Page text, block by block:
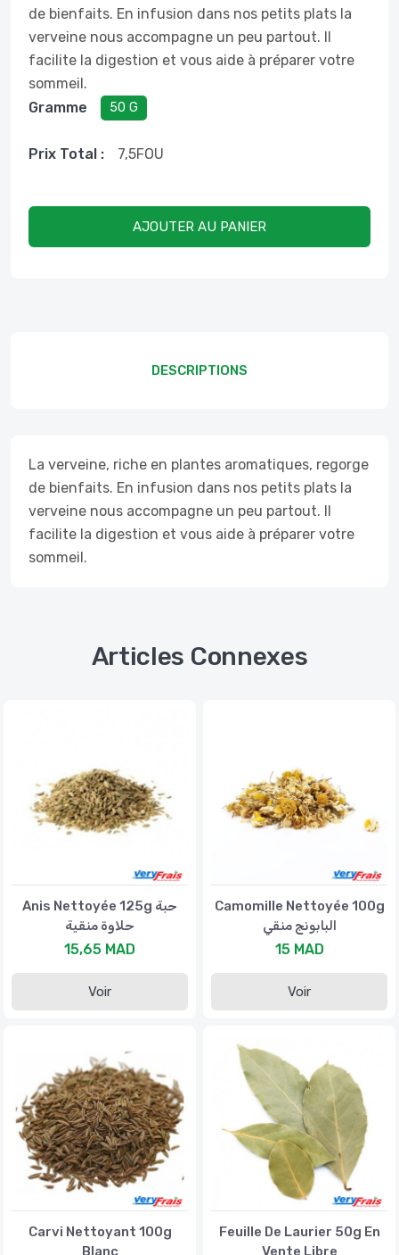
de bienfaits. En infusion dans nos petits plats la
verveine nous accompagne un peu partout. Il
facilite la digestion et vous aide à préparer votre
sommeil.
Gramme
50 G
Prix ​​total : 7,5FOU
AJOUTER AU PANIER
DESCRIPTIONS
La verveine, riche en plantes aromatiques, regorge
de bienfaits. En infusion dans nos petits plats la
verveine nous accompagne un peu partout. Il
facilite la digestion et vous aide à préparer votre
sommeil.
Articles Connexes
Anis Nettoyée 125g حبة
حلاوة منقية
15,65 MAD
Voir
Camomille Nettoyée 100g
البابونج منقي
15 MAD
Voir
Carvi Nettoyant 100g
Blanc
Feuille De Laurier 50g En
Vente Libre